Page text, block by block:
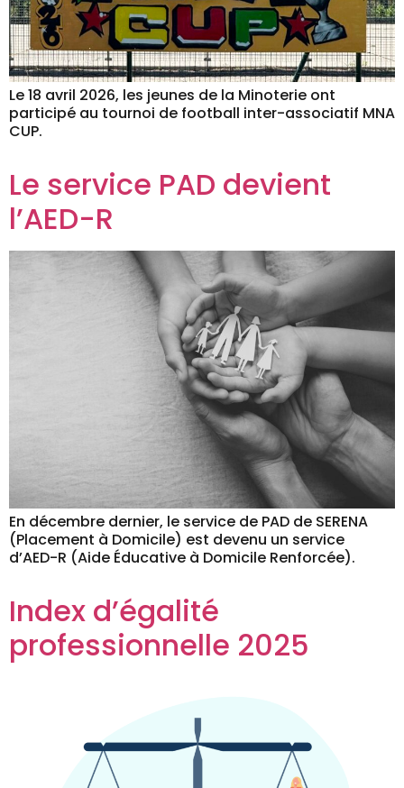
Le 18 avril 2026, les jeunes de la Minoterie ont
participé au tournoi de football inter-associatif MNA
CUP.
Le service PAD devient
l’AED-R
En décembre dernier, le service de PAD de SERENA
(Placement à Domicile) est devenu un service
d’AED-R (Aide Éducative à Domicile Renforcée).
Index d’égalité
professionnelle 2025